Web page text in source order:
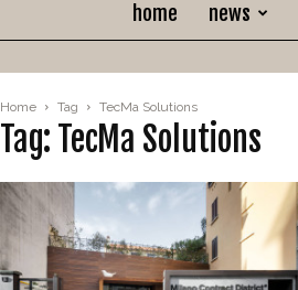
home news
Home Tag TecMa Solutions
Tag: TecMa Solutions